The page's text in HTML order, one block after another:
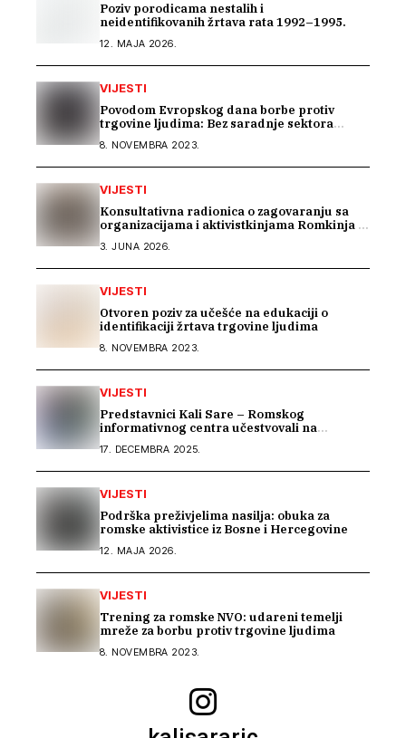
Poziv porodicama nestalih i
neidentifikovanih žrtava rata 1992–1995.
12. MAJA 2026.
VIJESTI
Povodom Evropskog dana borbe protiv
trgovine ljudima: Bez saradnje sektora
8. NOVEMBRA 2023.
VIJESTI
Konsultativna radionica o zagovaranju sa
organizacijama i aktivistkinjama Romkinja i
3. JUNA 2026.
VIJESTI
Otvoren poziv za učešće na edukaciji o
identifikaciji žrtava trgovine ljudima
8. NOVEMBRA 2023.
VIJESTI
Predstavnici Kali Sare – Romskog
informativnog centra učestvovali na
programa o rodnoj ravnopravnosti i
socijalnoj zaštiti
17. DECEMBRA 2025.
VIJESTI
Podrška preživjelima nasilja: obuka za
romske aktivistice iz Bosne i Hercegovine
12. MAJA 2026.
VIJESTI
Trening za romske NVO: udareni temelji
mreže za borbu protiv trgovine ljudima
8. NOVEMBRA 2023.